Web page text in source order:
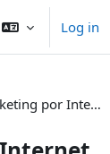
Log in
Experto en Marketing por Internet